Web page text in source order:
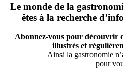
Le monde de la
êtes à la recherche
Abonnez-vous pour découvrir
illustrés et
Ainsi la gastronomie
pour